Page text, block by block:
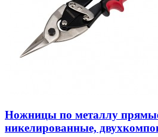
Ножницы по металлу
никелированные,